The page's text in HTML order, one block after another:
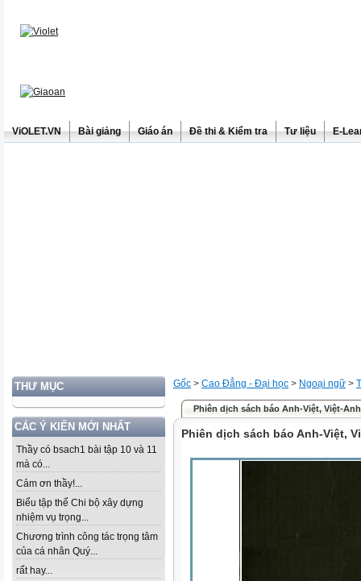
ViOLET.VN Bài giảng Giáo án Đề thi & Kiểm tra Tư liệu E-
THƯ MỤC
CÁC Ý KIẾN MỚI NHẤT
Thầy có bsach1 bài tập 10 và 11
mà có...
Cảm ơn thầy!...
Biểu tập thể Chi bộ xây dựng
nhiệm vụ trọng...
Chương trình công tác trọng tâm
của cá nhân Quý...
rất hay...
Gốc > Cao Đẳng - Đại học > Ngoại ngữ >
Phiên dịch sách báo Anh-Việt, Việt-
Phiên dịch sách báo Anh-Việt,